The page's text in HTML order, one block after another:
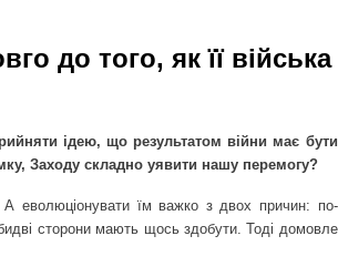
до того, як її
ідею, що результатом війни має
Заходу складно уявити нашу перемогу?
еволюціонувати їм важко з двох причин:
сторони мають щось здобути. Тоді